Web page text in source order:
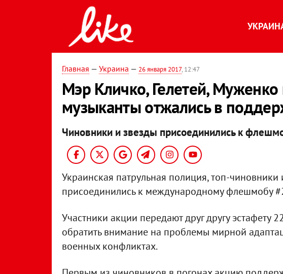
Главная — Украина — 26 января 2017, 12:47
Мэр Кличко, Гелетей, Муженко
музыканты отжались в
Чиновники и звезды присоединились к
Украинская патрульная полиция, топ-
присоединились к международному флешмобу
Участники акции передают друг другу
обратить внимание на проблемы мирной
военных конфликтах.